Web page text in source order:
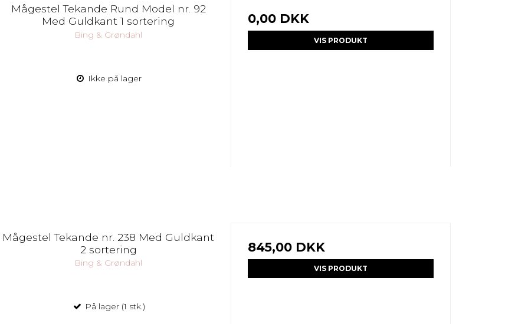
Mågestel Tekande Rund Model nr. 92
Med Guldkant 1 sortering
Bing & Grøndahl
Ikke på lager
0,00 DKK
VIS PRODUKT
Mågestel Tekande nr. 238 Med Guldkant
2 sortering
Bing & Grøndahl
På lager (1 stk.)
845,00 DKK
VIS PRODUKT